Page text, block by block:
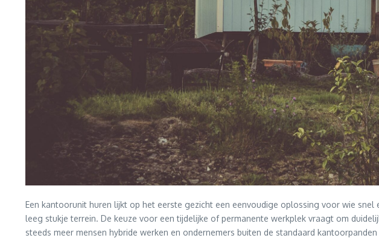
Een kantoorunit huren lijkt op het eerste gezicht een eenvoudige oplossing voor wie
leeg stukje terrein. De keuze voor een tijdelijke of permanente werkplek vraagt om
steeds meer mensen hybride werken en ondernemers buiten de standaard